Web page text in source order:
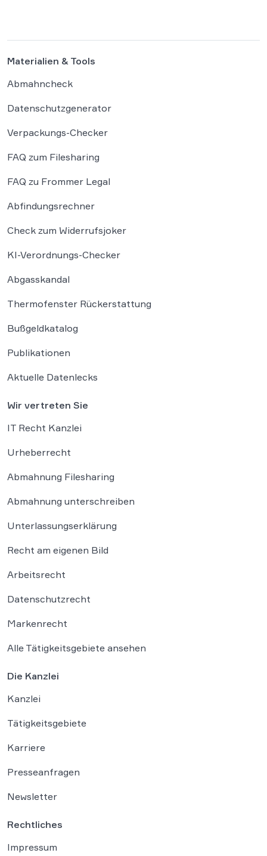
Materialien & Tools
Abmahncheck
Datenschutzgenerator
Verpackungs-Checker
FAQ zum Filesharing
FAQ zu Frommer Legal
Abfindungsrechner
Check zum Widerrufsjoker
KI-Verordnungs-Checker
Abgasskandal
Thermofenster Rückerstattung
Bußgeldkatalog
Publikationen
Aktuelle Datenlecks
Wir vertreten Sie
IT Recht Kanzlei
Urheberrecht
Abmahnung Filesharing
Abmahnung unterschreiben
Unterlassungserklärung
Recht am eigenen Bild
Arbeitsrecht
Datenschutzrecht
Markenrecht
Alle Tätigkeitsgebiete ansehen
Die Kanzlei
Kanzlei
Tätigkeitsgebiete
Karriere
Presseanfragen
Newsletter
Rechtliches
Impressum